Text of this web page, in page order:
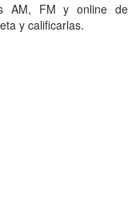
AM, FM y online de
y calificarlas.